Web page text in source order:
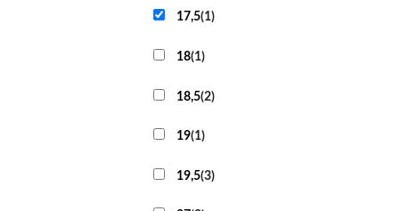
17,5(1)
18(1)
18,5(2)
19(1)
19,5(3)